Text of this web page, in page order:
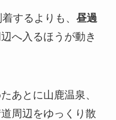
するよりも、 昼過
へ入るほうが動き
あとに山鹿温泉、
周辺をゆっくり散